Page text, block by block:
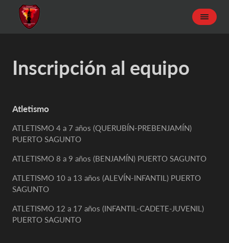
Inscripción al equipo
Atletismo
ATLETISMO 4 a 7 años (QUERUBÍN-PREBENJAMÍN)
PUERTO SAGUNTO
ATLETISMO 8 a 9 años (BENJAMÍN) PUERTO SAGUNTO
ATLETISMO 10 a 13 años (ALEVÍN-INFANTIL) PUERTO
SAGUNTO
ATLETISMO 12 a 17 años (INFANTIL-CADETE-JUVENIL)
PUERTO SAGUNTO